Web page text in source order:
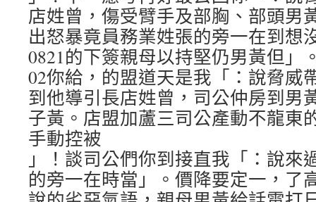
店姓曾，傷受臂手及部胸、部頭男
出怒暴竟員務業姓張的旁一在到想
0821的下簽親母以持堅仍男黃但」
02你給，的盟道天是我「：說脅威
到他導引長店姓曾，司公仲房到男
子黃。店盟加蘆三司公產動不龍東
手動控被
」！談司公們你到接直我「：說來
的旁一在時當」。價降要定一，了